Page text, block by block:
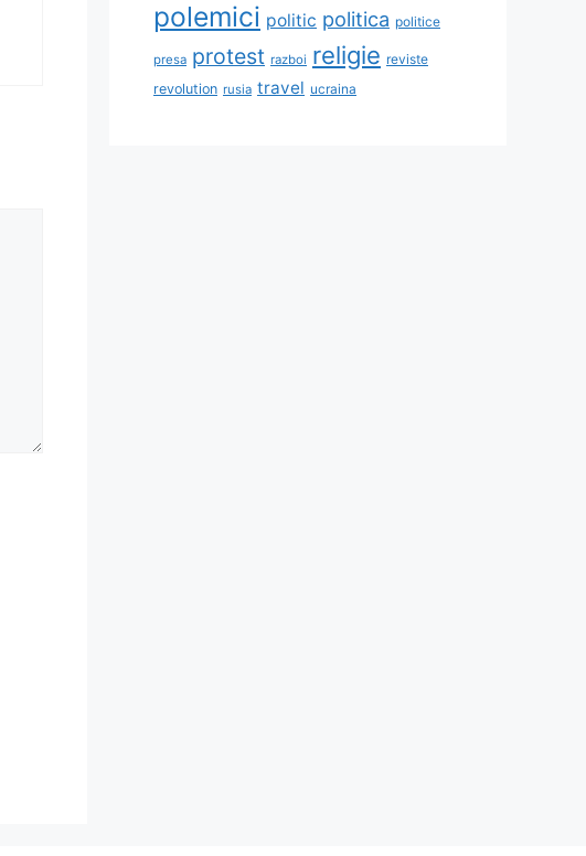
polemici politic politica politice
presa protest razboi religie reviste
revolution rusia travel ucraina